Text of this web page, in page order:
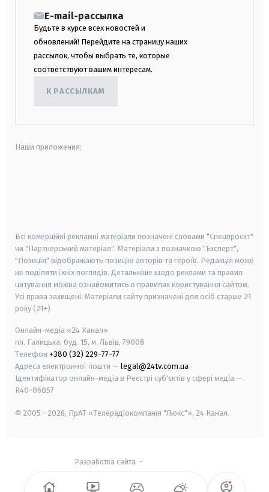
E-mail-рассылка
Будьте в курсе всех новостей и
обновлений! Перейдите на страницу наших
рассылок, чтобы выбрать те, которые
соответствуют вашим интересам.
К РАССЫЛКАМ
Наши приложения:
Всі комерційні рекламні матеріали позначені словами "Спецпроєкт"
чи "Партнерський матеріал". Матеріали з позначкою "Експерт",
"Позиція" відображають позицію авторів та героїв. Редакція може
не поділяти їхніх поглядів. Детальніше щодо реклами та правил
цитування можна ознайомитись в правилах користування сайтом.
Усі права захищені. Матеріали сайту призначені для осіб старше 21
року (21+)
Онлайн-медіа «24 Канал»
пл. Галицька, буд. 15, м. Львів, 79008
Телефон +380 (32) 229-77-77
Адреса електронної пошти — legal@24tv.com.ua
Ідентифікатор онлайн-медіа в Реєстрі суб'єктів у сфері медіа —
R40-06057
© 2005—2026, ПрАТ «Телерадіокомпанія "Люкс"», 24 Канал.
Разработка сайта -